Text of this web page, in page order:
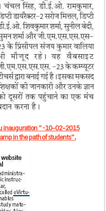
inauguration ” – 10-02-2015
in the path of students”.